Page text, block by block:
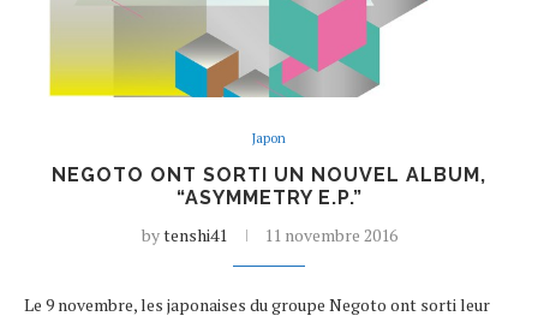
Japon
NEGOTO ONT SORTI UN NOUVEL ALBUM,
“ASYMMETRY E.P.”
bytenshi41 11 novembre 2016
Le 9 novembre, les japonaises du groupe Negoto ont sorti leur